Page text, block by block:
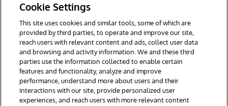
採用情報
© 1996-2026Y InterSystems Corporation, Boston, MA. All Rights
Reserved.
お知らせ／ご利用規約
プライバシーステートメント
Cookie Settings
This site uses cookies and similar tools, some of which are
provided by third parties, to operate and improve our site,
reach users with relevant content and ads, collect user data
and browsing and activity information. We and these third
parties use the information collected to enable certain
features and functionality, analyze and improve
performance, understand more about users and their
interactions with our site, provide personalized user
experiences, and reach users with more relevant content